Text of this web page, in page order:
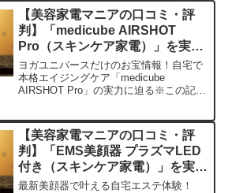
部が紹介したいのが「TriPollar ST...
【美容家電マニアの口コミ・評
判】「medicube AIRSHOT
Pro（スキンケア家電）」を実際
に使ってみた正直感想
ヨガユニバースだけのお宝情報！自宅で
本格エイジングケア「medicube
AIRSHOT Pro」の実力に迫る※この記事
商品・サービスへの口コミ美容家電マニ
アの私が今回...
【美容家電マニアの口コミ・評
判】「EMS美顔器 プラズマLED
付き（スキンケア家電）」を実際
に使ってみた正直感想
最新美顔器で叶える自宅エステ体験！